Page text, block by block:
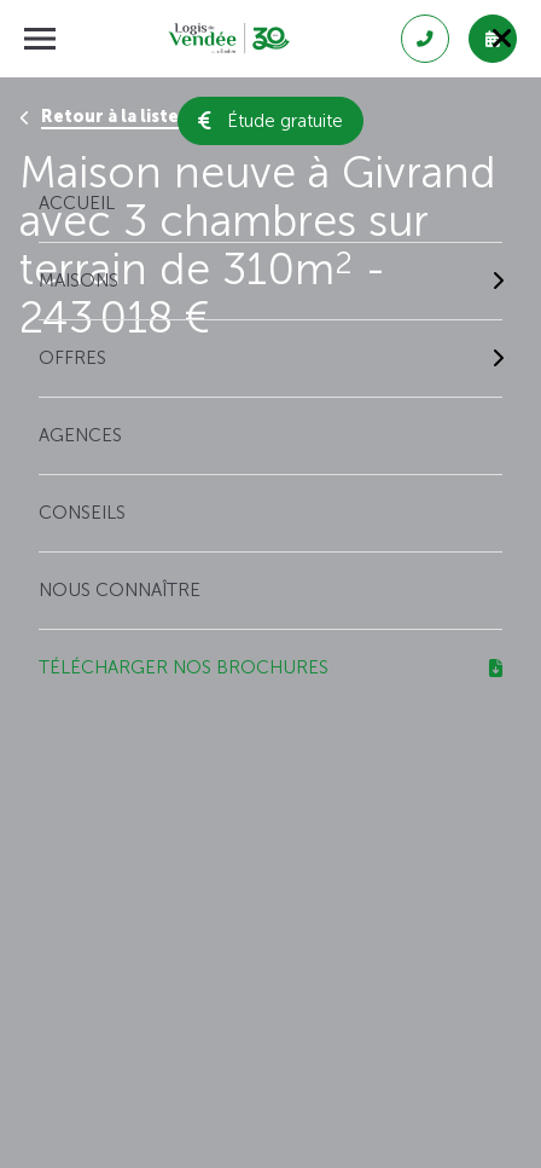
Étude gratuite
ACCUEIL
MAISONS
OFFRES
AGENCES
CONSEILS
NOUS CONNAÎTRE
TÉLÉCHARGER NOS BROCHURES
Retour à la liste des résultats
Maison neuve à Givrand
avec 3 chambres sur
terrain de 310m2 -
243 018 €